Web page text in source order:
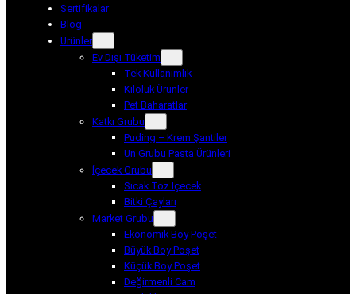
Sertifikalar
Blog
Ürünler
Ev Dışı Tüketim
Tek Kullanımlık
Kiloluk Ürünler
Pet Baharatlar
Katkı Grubu
Puding – Krem Şantiler
Un Grubu Pasta Ürünleri
İçecek Grubu
Sıcak Toz İçecek
Bitki Çayları
Market Grubu
Ekonomik Boy Poşet
Büyük Boy Poşet
Küçük Boy Poşet
Değirmenli Cam